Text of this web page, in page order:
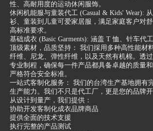
性、高耐用度的运动休闲服饰。
休闲机能服与童装代工 (Casual & Kids' Wear):
衫、童装到儿童可爱家居服，满足家庭客户对
高标准要求。
基础成衣 (Basic Garments): 涵盖 T 恤、针车代工
顶级素材，品质坚持： 我们採用多种高性能材
纤维、尼龙、弹性纤维，以及天然有机棉。透
专业制程，确保每一件产品都具备卓越的质量
严格符合安全标准。
一站式客制化服务： 我们的台湾生产基地拥有
生产能力。我们不只是代工厂，更是您的品牌
从设计到量产，我们提供：
协助开发客制化成衣品牌商品
提供全面的技术支援
执行完整的产品测试